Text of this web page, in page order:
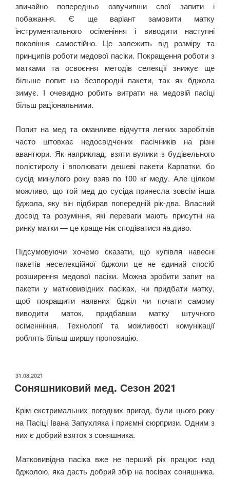
звичайно попередньо озвучивши свої запити і
побажання. Є ще варіант замовити матку
інструментального осіменіння і виводити наступні
покоління самостійно. Це залежить від розміру та
принципів роботи медової пасіки. Покращення роботи з
матками та освоєння методів селекції знижує ще
більше попит на безпородні пакети, так як бджола
зимує. І очевидно робить витрати на медовій пасіці
більш раціональними.
Попит на мед та оманливе відчуття легких заробітків
часто штовхає недосвідчених пасічників на різні
авантюри. Як наприклад, взяти вулики з будівельного
полістиролу і вполювати дешеві пакети Карпатки, бо
сусід минулого року взяв по 100 кг меду. Але цілком
можливо, що той мед до сусіда принесла зовсім інша
бджола, яку він підбирав попередній рік-два. Власний
досвід та розуміння, які переваги мають присутні на
ринку матки — це краще ніж сподіватися на диво.
Підсумовуючи хочемо сказати, що купівля навесні
пакетів неселекційної бджоли це не єдиний спосіб
розширення медової пасіки. Можна зробити запит на
пакети у матковивідних пасіках, чи придбати матку,
щоб покращити наявних бджіл чи почати самому
виводити маток, придбавши матку штучного
осіменніння. Технології та можливості комунікації
роблять більш ширшу пропозицію.
ОПУБЛІКОВАНО
31.08.2021
Соняшниковий мед. Сезон 2021
Крім екстримальних погодних пригод, були цього року
на Пасіці Івана Запухляка і приємні сюрпризи. Одним з
них є добрий взяток з соняшника.
Матковивідна пасіка вже не перший рік працює над
бджолою, яка дасть добрий збір на посівах соняшника.